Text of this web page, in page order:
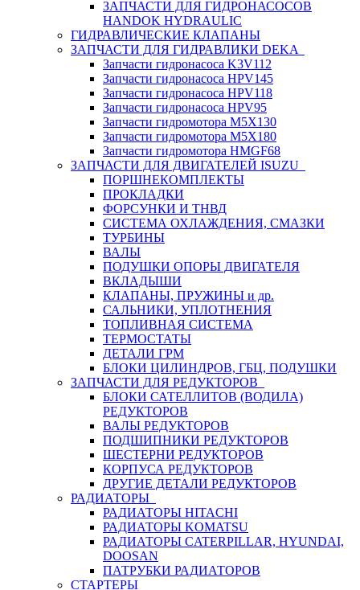
ЗАПЧАСТИ ДЛЯ ГИДРОНАСОСОВ
HANDOK HYDRAULIC
ГИДРАВЛИЧЕСКИЕ КЛАПАНЫ
ЗАПЧАСТИ ДЛЯ ГИДРАВЛИКИ DEKA
Запчасти гидронасоса K3V112
Запчасти гидронасоса HPV145
Запчасти гидронасоса HPV118
Запчасти гидронасоса HPV95
Запчасти гидромотора M5X130
Запчасти гидромотора M5X180
Запчасти гидромотора HMGF68
ЗАПЧАСТИ ДЛЯ ДВИГАТЕЛЕЙ ISUZU
ПОРШНЕКОМПЛЕКТЫ
ПРОКЛАДКИ
ФОРСУНКИ И ТНВД
СИСТЕМА ОХЛАЖДЕНИЯ, СМАЗКИ
ТУРБИНЫ
ВАЛЫ
ПОДУШКИ ОПОРЫ ДВИГАТЕЛЯ
ВКЛАДЫШИ
КЛАПАНЫ, ПРУЖИНЫ и др.
САЛЬНИКИ, УПЛОТНЕНИЯ
ТОПЛИВНАЯ СИСТЕМА
ТЕРМОСТАТЫ
ДЕТАЛИ ГРМ
БЛОКИ ЦИЛИНДРОВ, ГБЦ, ПОДУШКИ
ЗАПЧАСТИ ДЛЯ РЕДУКТОРОВ
БЛОКИ САТЕЛЛИТОВ (ВОДИЛА)
РЕДУКТОРОВ
ВАЛЫ РЕДУКТОРОВ
ПОДШИПНИКИ РЕДУКТОРОВ
ШЕСТЕРНИ РЕДУКТОРОВ
КОРПУСА РЕДУКТОРОВ
ДРУГИЕ ДЕТАЛИ РЕДУКТОРОВ
РАДИАТОРЫ
РАДИАТОРЫ HITACHI
РАДИАТОРЫ KOMATSU
РАДИАТОРЫ CATERPILLAR, HYUNDAI,
DOOSAN
ПАТРУБКИ РАДИАТОРОВ
СТАРТЕРЫ